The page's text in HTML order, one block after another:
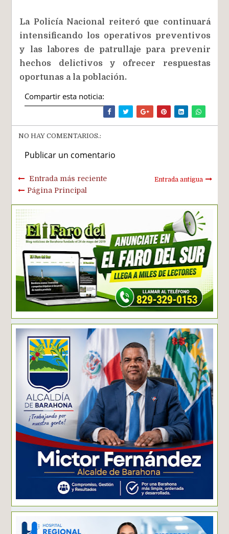
La Policía Nacional reiteró que continuará
intensificando los operativos preventivos
y las labores de patrullaje para prevenir
hechos delictivos y ofrecer respuestas
oportunas a la población.
Compartir esta noticia:
NO HAY COMENTARIOS.:
Publicar un comentario
Entrada más reciente Entrada antigua
Página Principal